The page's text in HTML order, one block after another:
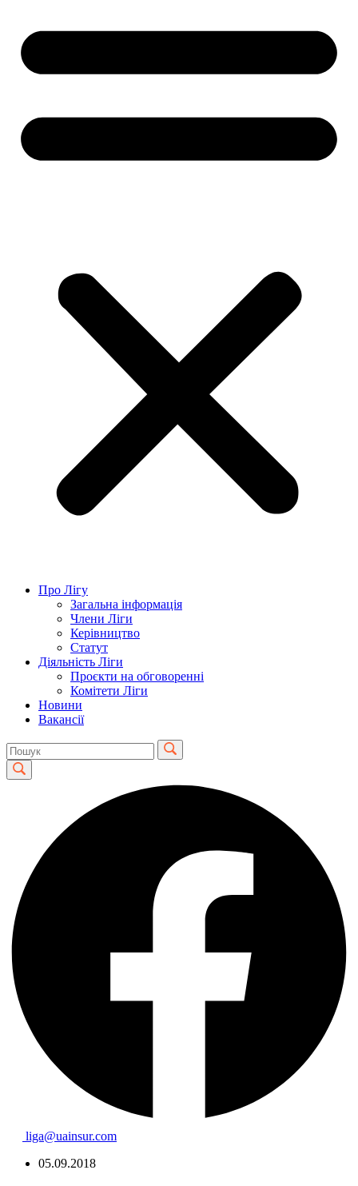
Про Лігу
Загальна інформація
Члени Ліги
Керівництво
Статут
Діяльність Ліги
Проєкти на обговоренні
Комітети Ліги
Новини
Вакансії
liga@uainsur.com
05.09.2018